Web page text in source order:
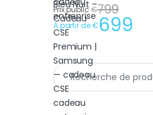
Note
sur 5
Prix public €799
A partir de €699
Recherche pour :